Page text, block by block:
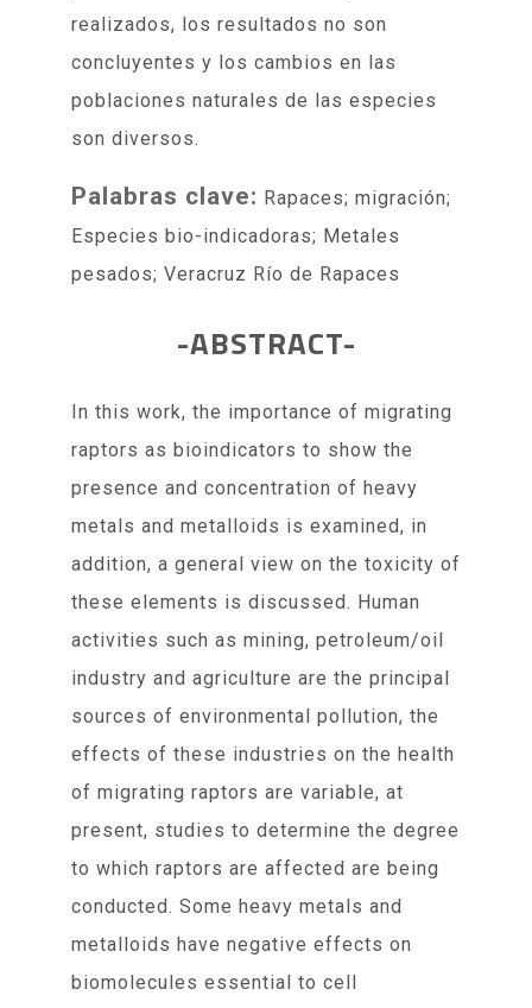
realizados, los resultados no son
concluyentes y los cambios en las
poblaciones naturales de las especies
son diversos.
Palabras clave: Rapaces; migración;
Especies bio-indicadoras; Metales
pesados; Veracruz Río de Rapaces
-ABSTRACT-
In this work, the importance of migrating
raptors as bioindicators to show the
presence and concentration of heavy
metals and metalloids is examined, in
addition, a general view on the toxicity of
these elements is discussed. Human
activities such as mining, petroleum/oil
industry and agriculture are the principal
sources of environmental pollution, the
effects of these industries on the health
of migrating raptors are variable, at
present, studies to determine the degree
to which raptors are affected are being
conducted. Some heavy metals and
metalloids have negative effects on
biomolecules essential to cell